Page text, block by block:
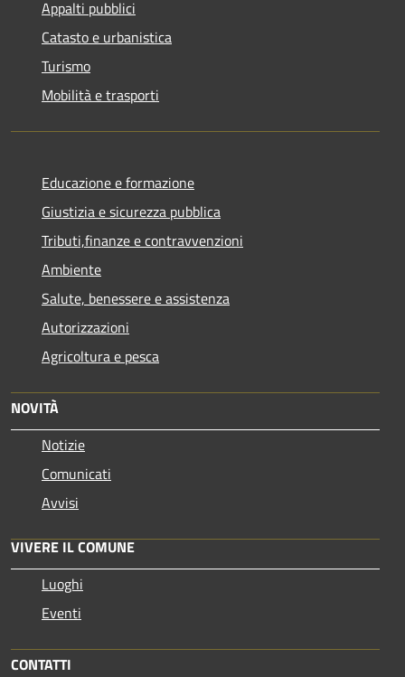
Appalti pubblici
Catasto e urbanistica
Turismo
Mobilità e trasporti
Educazione e formazione
Giustizia e sicurezza pubblica
Tributi,finanze e contravvenzioni
Ambiente
Salute, benessere e assistenza
Autorizzazioni
Agricoltura e pesca
NOVITÀ
Notizie
Comunicati
Avvisi
VIVERE IL COMUNE
Luoghi
Eventi
CONTATTI